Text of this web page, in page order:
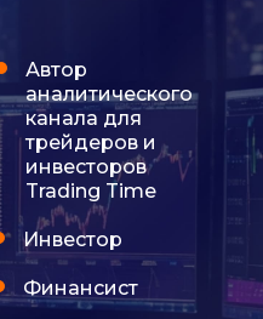
Автор
аналитического
канала для
трейдеров и
инвесторов
Trading Time
Инвестор
Финансист